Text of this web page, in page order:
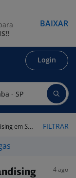
Login
- SP FILTRAR
4 ago
BAIXAR